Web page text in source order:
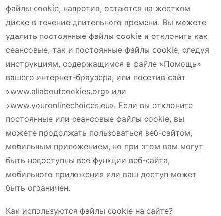
файлы cookie, напротив, остаются на жестком
диске в течение длительного времени. Вы можете
удалить постоянные файлы cookie и отклонить как
сеансовые, так и постоянные файлы cookie, следуя
инструкциям, содержащимся в файле «Помощь»
вашего интернет-браузера, или посетив сайт
«www.allaboutcookies.org» или
«www.youronlinechoices.eu». Если вы отклоните
постоянные или сеансовые файлы cookie, вы
можете продолжать пользоваться веб-сайтом,
мобильным приложением, но при этом вам могут
быть недоступны все функции веб-сайта,
мобильного приложения или ваш доступ может
быть ограничен.
Как используются файлы cookie на сайте?